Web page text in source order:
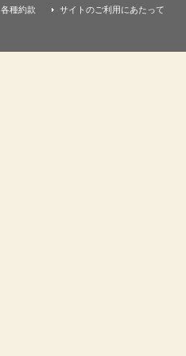
各種約款 サイトのご利用にあたって